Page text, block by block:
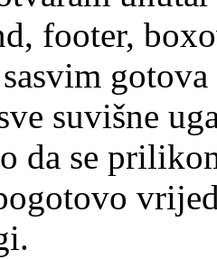
footer,
suvišne
da se